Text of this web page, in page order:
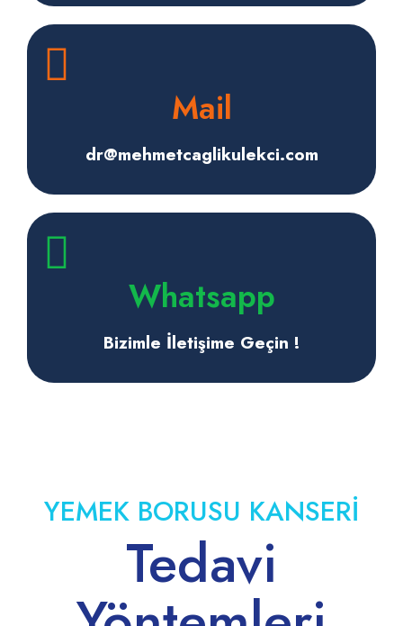
Mail
dr@mehmetcaglikulekci.com
Whatsapp
Bizimle İletişime Geçin !
YEMEK BORUSU KANSERİ
Tedavi